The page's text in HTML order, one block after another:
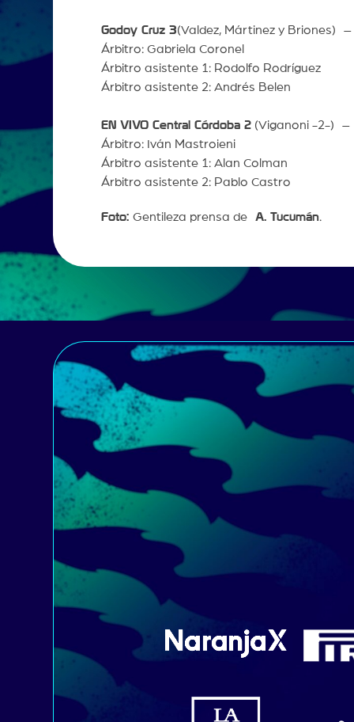
Godoy Cruz 3(Valdez, Mártinez y Briones) –
Árbitro: Gabriela Coronel
Árbitro asistente 1: Rodolfo Rodríguez
Árbitro asistente 2: Andrés Belen
EN VIVO Central Córdoba 2(Viganoni -2-) –
Árbitro: Iván Mastroieni
Árbitro asistente 1: Alan Colman
Árbitro asistente 2: Pablo Castro
Foto: Gentileza prensa de A. Tucumán.